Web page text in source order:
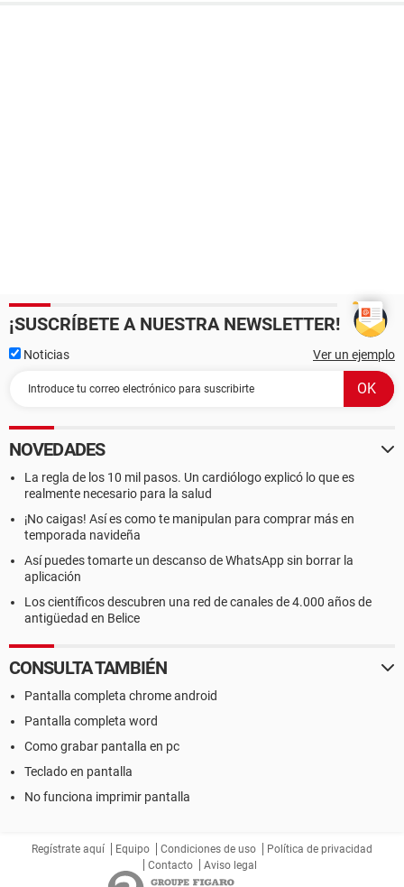
¡SUSCRÍBETE A NUESTRA NEWSLETTER!
Noticias Ver un ejemplo
NOVEDADES
La regla de los 10 mil pasos. Un cardiólogo explicó lo que es
realmente necesario para la salud
¡No caigas! Así es como te manipulan para comprar más en
temporada navideña
Así puedes tomarte un descanso de WhatsApp sin borrar la
aplicación
Los científicos descubren una red de canales de 4.000 años de
antigüedad en Belice
CONSULTA TAMBIÉN
Pantalla completa chrome android
Pantalla completa word
Como grabar pantalla en pc
Teclado en pantalla
No funciona imprimir pantalla
Regístrate aquí Equipo Condiciones de uso
Política de privacidad
Contacto
Aviso legal